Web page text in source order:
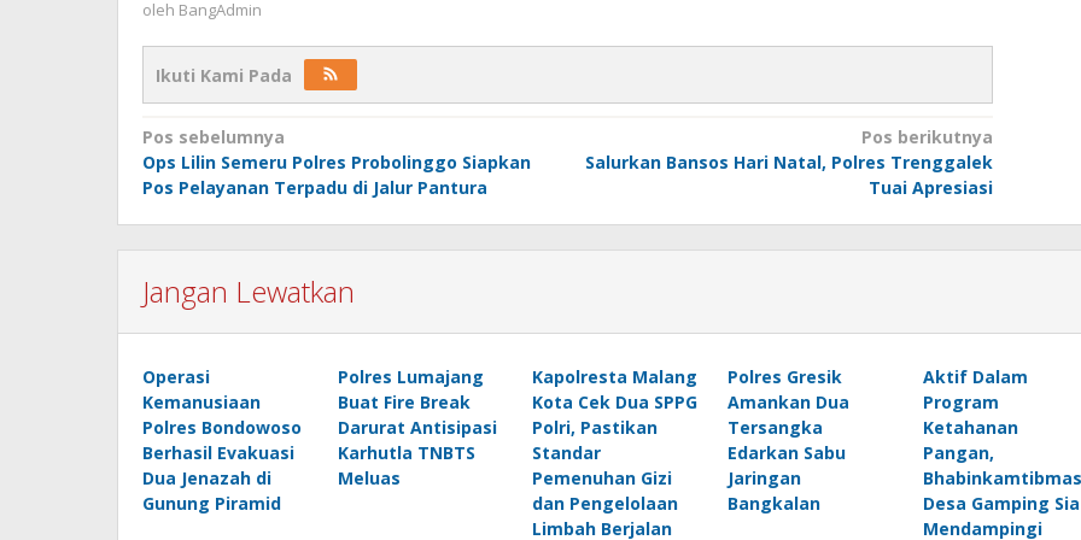
oleh BangAdmin
Ikuti Kami Pada
Navigasi
pos
Pos sebelumnya
Ops Lilin Semeru Polres Probolinggo Siapkan
Pos Pelayanan Terpadu di Jalur Pantura
Pos berikutnya
Salurkan Bansos Hari Natal, Polres Trenggalek
Tuai Apresiasi
Jangan Lewatkan
Operasi
Kemanusiaan
Polres Bondowoso
Berhasil Evakuasi
Dua Jenazah di
Gunung Piramid
Polres Lumajang
Buat Fire Break
Darurat Antisipasi
Karhutla TNBTS
Meluas
Kapolresta Malang
Kota Cek Dua SPPG
Polri, Pastikan
Standar
Pemenuhan Gizi
dan Pengelolaan
Limbah Berjalan
Polres Gresik
Amankan Dua
Tersangka
Edarkan Sabu
Jaringan
Bangkalan
Aktif Dalam
Program
Ketahanan
Pangan,
Bhabinkamtibmas
Desa Gamping
Mendampingi